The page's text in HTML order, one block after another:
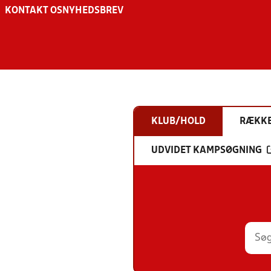
KONTAKT OS NYHEDSBREV
KLUB/HOLD
UDVIDET KAMPSØGNING